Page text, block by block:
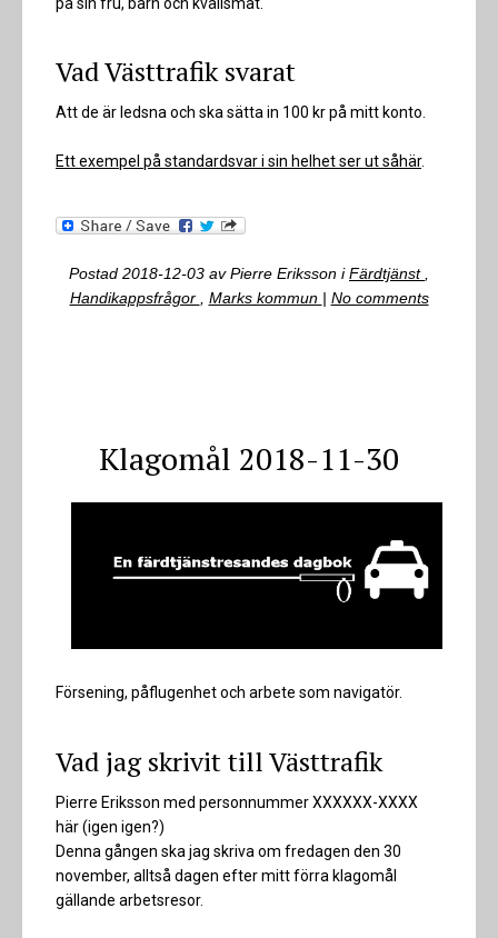
Vad Västtrafik svarat
Att de är ledsna och ska sätta in 100 kr på mitt konto.
Ett exempel på standardsvar i sin helhet ser ut såhär.
Postad 2018-12-03 avPierre Eriksson iFärdtjänst,
Handikappsfrågor , Marks kommun | No comments
Klagomål 2018-11-30
Försening, påflugenhet och arbete som navigatör.
Vad jag skrivit till Västtrafik
Pierre Eriksson med personnummer XXXXXX-XXXX
här (igen igen?)
Denna gången ska jag skriva om fredagen den 30
november, alltså dagen efter mitt förra klagomål
gällande arbetsresor.